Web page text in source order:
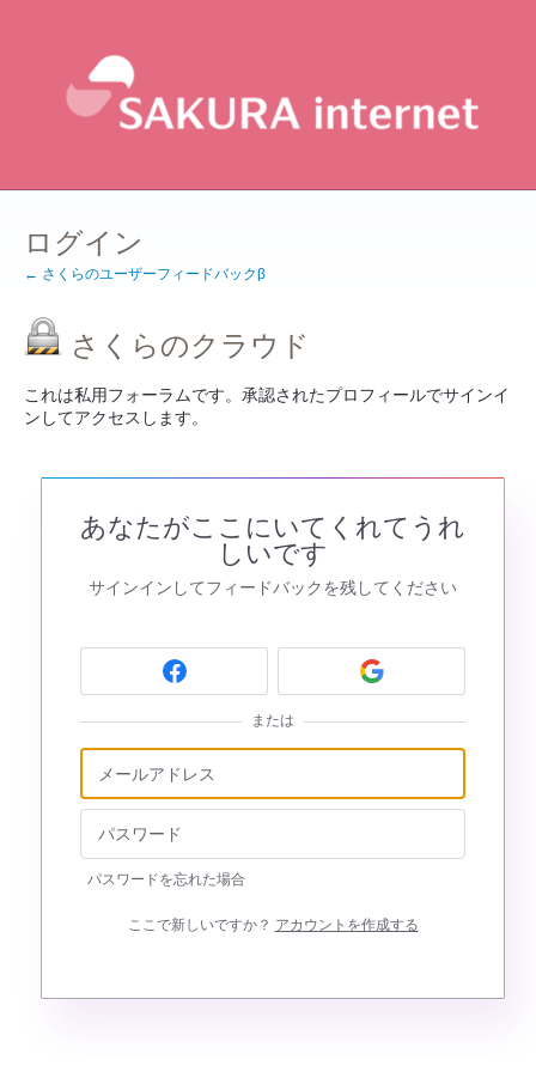
ログイン
← さくらのユーザーフィードバックβ
さくらのクラウド
これは私用フォーラムです。承認されたプロフィールでサインイ
ンしてアクセスします。
あなたがここにいてくれてうれ
しいです
サインインしてフィードバックを残してください
または
パスワードを忘れた場合
ここで新しいですか？ アカウントを作成する